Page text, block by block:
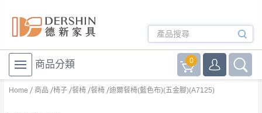
商品分類 0
Home 商品 椅子 餐椅 餐椅 迪爾餐椅(藍色布)(五金腳)(A7125)